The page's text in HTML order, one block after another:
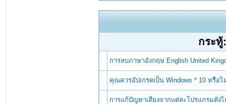
กระทู้
การลบภาษาอังกฤษ English United
คุณควรอัปเกรดเป็น Windows * 10 หรือไ
การแก้ปัญหาเสียงจากแต่ละโปรแกรมดัง